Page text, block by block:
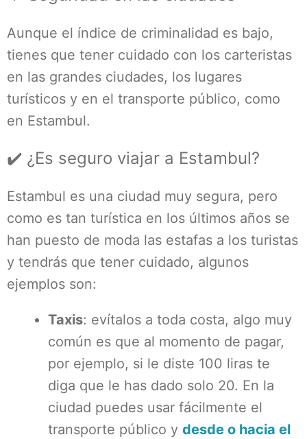
Aunque el índice de criminalidad es bajo,
tienes que tener cuidado con los carteristas
en las grandes ciudades, los lugares
turísticos y en el transporte público, como
en Estambul.
✔️ ¿Es seguro viajar a Estambul?
Estambul es una ciudad muy segura, pero
como es tan turística en los últimos años se
han puesto de moda las estafas a los turistas
y tendrás que tener cuidado, algunos
ejemplos son:
Taxis: evítalos a toda costa, algo muy
común es que al momento de pagar,
por ejemplo, si le diste 100 liras te
diga que le has dado solo 20. En la
ciudad puedes usar fácilmente el
transporte público y desde o hacia el